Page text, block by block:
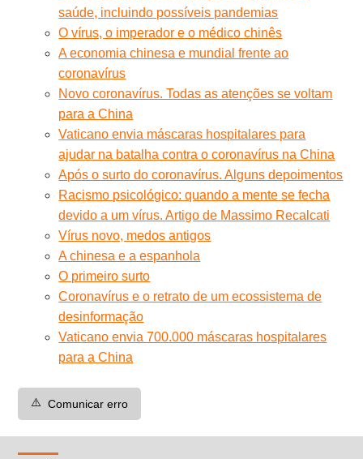
saúde, incluindo possíveis pandemias
O vírus, o imperador e o médico chinês
A economia chinesa e mundial frente ao
coronavírus
Novo coronavírus. Todas as atenções se voltam
para a China
Vaticano envia máscaras hospitalares para
ajudar na batalha contra o coronavírus na China
Após o surto do coronavírus. Alguns depoimentos
Racismo psicológico: quando a mente se fecha
devido a um vírus. Artigo de Massimo Recalcati
Vírus novo, medos antigos
A chinesa e a espanhola
O primeiro surto
Coronavírus e o retrato de um ecossistema de
desinformação
Vaticano envia 700.000 máscaras hospitalares
para a China
⚠️ Comunicar erro